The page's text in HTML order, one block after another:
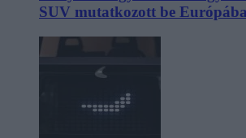
SUV mutatkozott be